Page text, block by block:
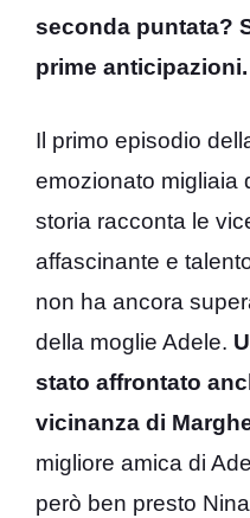
seconda puntata?
prime anticipazioni.
Il primo episodio
emozionato migliaia
storia racconta le
affascinante e
non ha ancora
della moglie Adele.
stato affrontato
vicinanza di
migliore amica di
però ben presto